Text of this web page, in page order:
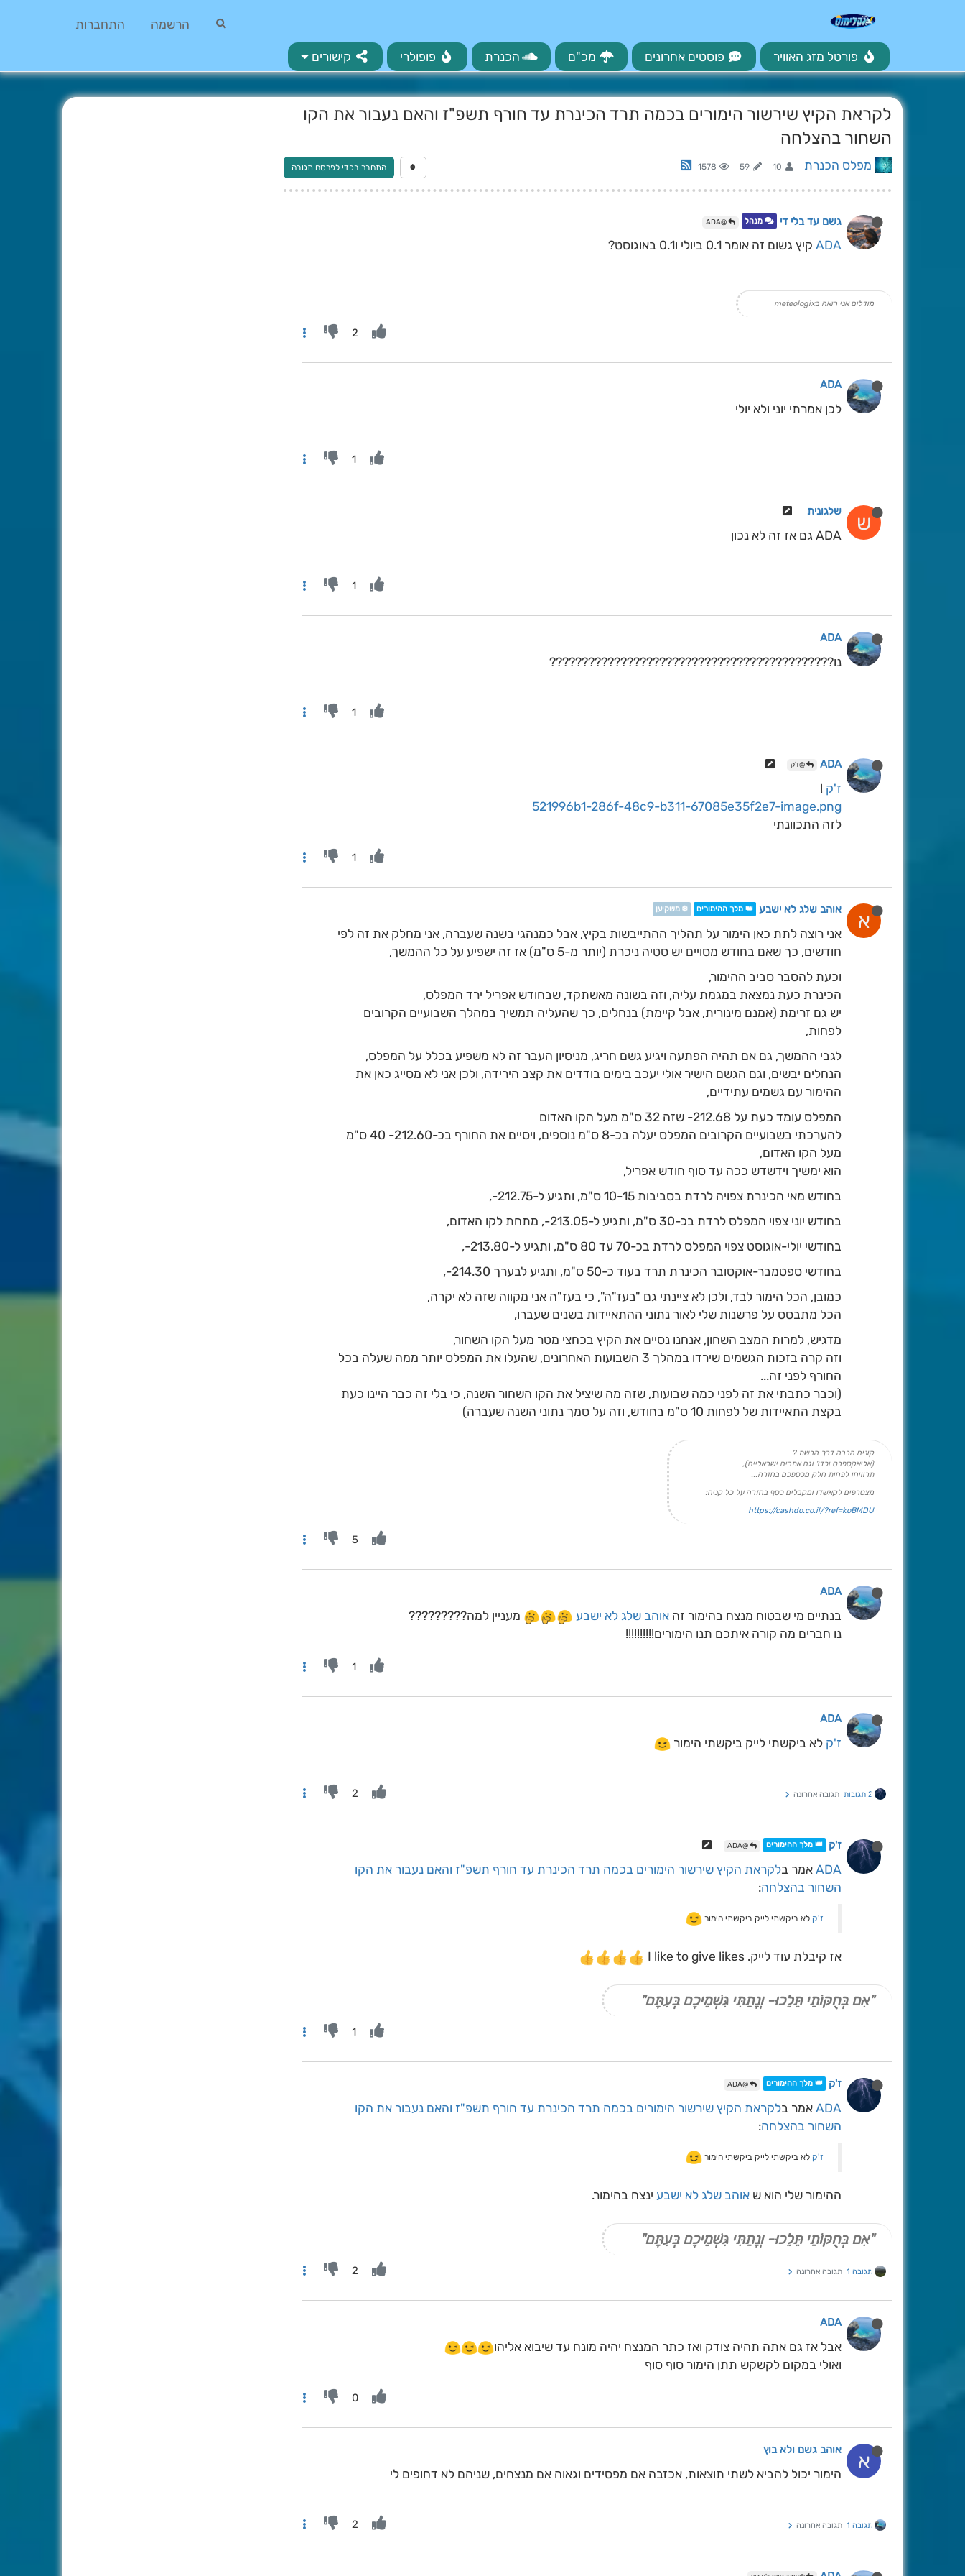
הרשמה התחברות
פורטל מזג האוויר פוסטים אחרונים מכ"ם הכנרת פופולרי קישורים
לקראת הקיץ שירשור הימורים בכמה תרד הכינרת עד חורף תשפ"ז והאם נעבור את הקו
השחור בהצלחה
מפלס הכנרת 10
59
1578 התחבר בכדי לפרסם תגובה
גשם עד בלי די מנהל @ADA
ADA קיץ גשום זה אומר 0.1 ביולי ו0.1 באוגוסט?
מודלים אני רואה בmeteologix
2
ADA
לכן אמרתי יוני ולא יולי
1
ש שלגונית
ADA גם אז זה לא נכון
1
ADA
נו????????????????????????????????????????????
1
ADA @ז'ק
ז'ק !
521996b1-286f-48c9-b311-67085e35f2e7-image.png
לזה התכוונתי
1
א אוהב שלג לא ישבע 👑 מלך ההימורים ❄️ משקיען
אני רוצה לתת כאן הימור על תהליך ההתייבשות בקיץ, אבל כמנהגי בשנה שעברה, אני מחלק את זה לפי
חודשים, כך שאם בחודש מסויים יש סטיה ניכרת (יותר מ-5 ס"מ) אז זה ישפיע על כל ההמשך,
וכעת להסבר סביב ההימור,
הכינרת כעת נמצאת במגמת עליה, וזה בשונה מאשתקד, שבחודש אפריל ירד המפלס,
יש גם זרימת (אמנם מינורית, אבל קיימת) בנחלים, כך שהעליה תמשיך במהלך השבועיים הקרובים
לפחות,
לגבי ההמשך, גם אם תהיה הפתעה ויגיע גשם חריג, מניסיון העבר זה לא משפיע בכלל על המפלס,
הנחלים יבשים, וגם הגשם הישיר אולי יעכב בימים בודדים את קצב הירידה, ולכן אני לא מסייג כאן את
ההימור עם גשמים עתידיים,
המפלס עומד כעת על 212.68- שזה 32 ס"מ מעל הקו האדום
להערכתי בשבועיים הקרובים המפלס יעלה בכ-8 ס"מ נוספים, ויסיים את החורף בכ-212.60- 40 ס"מ
מעל הקו האדום,
הוא ימשיך וידשדש ככה עד סוף חודש אפריל,
בחודש מאי הכינרת צפויה לרדת בסביבות 10-15 ס"מ, ותגיע ל-212.75-,
בחודש יוני צפוי המפלס לרדת בכ-30 ס"מ, ותגיע ל-213.05-, מתחת לקו האדום,
בחודשי יולי-אוגוסט צפוי המפלס לרדת בכ-70 עד 80 ס"מ, ותגיע ל-213.80-,
בחודשי ספטמבר-אוקטובר הכינרת תרד בעוד כ-50 ס"מ, ותגיע לבערך 214.30-,
כמובן, הכל הימור לבד, ולכן לא ציינתי גם "בעז"ה", כי בעז"ה אני מקווה שזה לא יקרה,
הכל מתבסס על פרשנות שלי לאור נתוני ההתאיידות בשנים שעברו,
מדגיש, למרות המצב השחון, אנחנו נסיים את הקיץ בכחצי מטר מעל הקו השחור,
וזה קרה בזכות הגשמים שירדו במהלך 3 השבועות האחרונים, שהעלו את המפלס יותר ממה שעלה בכל
החורף לפני זה...
(וכבר כתבתי את זה לפני כמה שבועות, שזה מה שיציל את הקו השחור השנה, כי בלי זה כבר היינו כעת
בקצת התאיידות של לפחות 10 ס"מ בחודש, וזה על סמך נתוני השנה שעברה)
קונים הרבה דרך הרשת ?
(אליאקספרס וכדו' וגם אתרים ישראליים),
תרוויחו לפחות חלק מכספכם בחזרה...
מצטרפים לקאשדו ומקבלים כסף בחזרה על כל קניה:
https://cashdo.co.il/?ref=koBMDU
5
ADA
בנתיים מי שבטוח מנצח בהימור זה אוהב שלג לא ישבע
מעניין למה?????????
נו חברים מה קורה איתכם תנו הימורים!!!!!!!!!!
1
ADA
ז'ק לא ביקשתי לייק ביקשתי הימור
2 תגובות תגובה אחרונה 2
ז'ק 👑 מלך ההימורים @ADA
ADA אמר בלקראת הקיץ שירשור הימורים בכמה תרד הכינרת עד חורף תשפ"ז והאם נעבור את הקו
השחור בהצלחה:
ז'ק לא ביקשתי לייק ביקשתי הימור
אז קיבלת עוד לייק. I like to give likes
"אִם בְּחֻקּוֹתַי תֵּלֵכוּ- וְנָתַתִּי גִּשְׁמֵיכֶם בְּעִתָּם"
1
ז'ק 👑 מלך ההימורים @ADA
ADA אמר בלקראת הקיץ שירשור הימורים בכמה תרד הכינרת עד חורף תשפ"ז והאם נעבור את הקו
השחור בהצלחה:
ז'ק לא ביקשתי לייק ביקשתי הימור
ההימור שלי הוא ש אוהב שלג לא ישבע ינצח בהימור.
"אִם בְּחֻקּוֹתַי תֵּלֵכוּ- וְנָתַתִּי גִּשְׁמֵיכֶם בְּעִתָּם"
תגובה 1 תגובה אחרונה 2
ADA
אבל אז גם אתה תהיה צודק ואז כתר המנצח יהיה מונח עד שיבוא אליהו
ואולי במקום לקשקש תתן הימור סוף סוף
0
א אוהב גשם ולא בוץ
הימור יכול להביא לשתי תוצאות, אכזבה אם מפסידים וגאוה אם מנצחים, שניהם לא דחופים לי
תגובה 1 תגובה אחרונה 2